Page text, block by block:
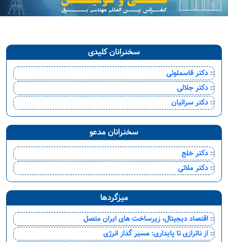
سخنرانان کلیدی
:: دکتر قاسملوئی
:: دکتر جلالی
:: دکتر سرائیان
سخنرانان مدعو
:: دکتر خلج
:: دکتر ملائی
میزگردها
:: اقتصاد دیجیتال، زیرساخت های ایران متصل
:: از ناترازی تا پایداری: مسیر گذار انرژی